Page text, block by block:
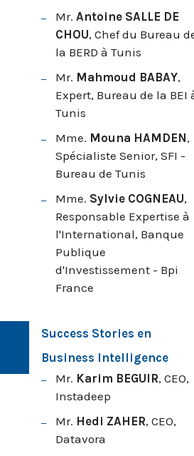
Mr. Antoine SALLE DE
CHOU, Chef du Bureau
la BERD à Tunis
Mr. Mahmoud BABAY,
Expert, Bureau de la BEI
Tunis
Mme. Mouna HAMDEN,
Spécialiste Senior, SFI -
Bureau de Tunis
Mme. Sylvie COGNEAU,
Responsable Expertise à
l'International, Banque
Publique
d'Investissement - Bpi
France
Success Stories en
Business Intelligence
Mr. Karim BEGUIR, CEO,
Instadeep
Mr. Hedi ZAHER, CEO,
Datavora